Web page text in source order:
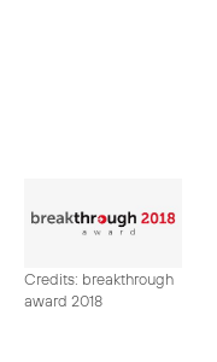
Credits: breakthrough
award 2018